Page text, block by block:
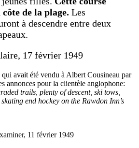
de la plage. Les
à descendre entre deux
17 février 1949
avait été vendu à Albert Cousineau par
annonces pour la clientèle anglophone:
trails, plenty of descent, ski tows,
end hockey on the Rawdon Inn’s
11 février 1949